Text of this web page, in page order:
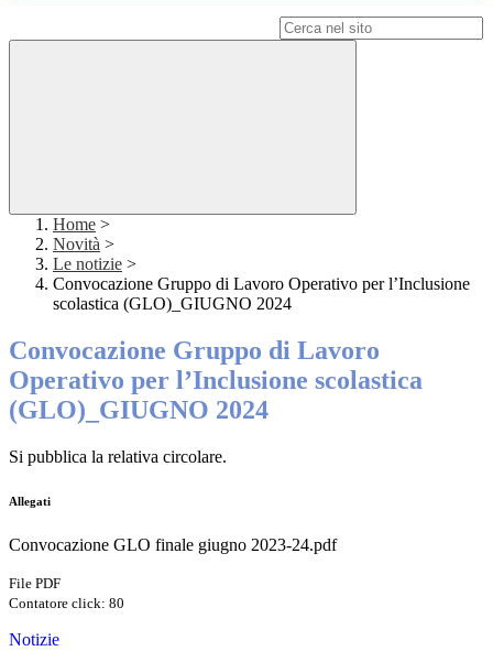
Home >
Novità >
Le notizie >
Convocazione Gruppo di Lavoro Operativo per l’Inclusione
scolastica (GLO)_GIUGNO 2024
Convocazione Gruppo di Lavoro
Operativo per l’Inclusione scolastica
(GLO)_GIUGNO 2024
Si pubblica la relativa circolare.
Allegati
Convocazione GLO finale giugno 2023-24.pdf
File PDF
Contatore click: 80
Notizie